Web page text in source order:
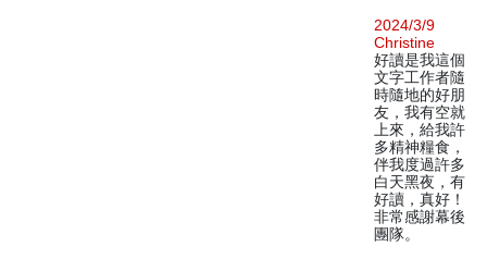
2024/3/9
Christine
好讀是我這個
文字工作者隨
時隨地的好朋
友，我有空就
上來，給我許
多精神糧食，
伴我度過許多
白天黑夜，有
好讀，真好！
非常感謝幕後
團隊。